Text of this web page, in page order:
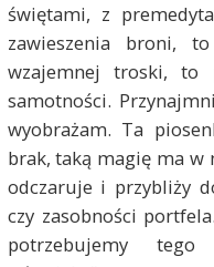
świętami, z
zawieszenia broni,
wzajemnej troski, to
samotności.
wyobrażam. Ta
brak, taką magię ma w
odczaruje i przybliży
czy zasobności
potrzebujemy